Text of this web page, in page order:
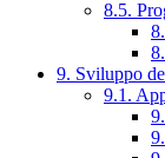
8.5.
9. Sviluppo
9.1.